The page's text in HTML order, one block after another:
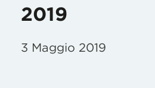
2019
3 Maggio 2019